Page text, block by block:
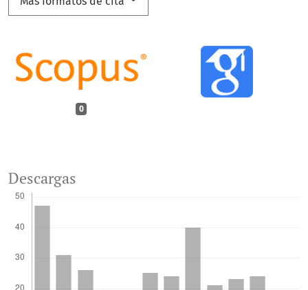
0
Descargas